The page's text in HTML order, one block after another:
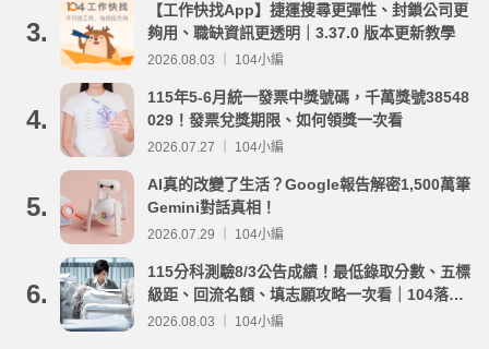
3.
【工作快找App】捷運搜尋更彈性、封鎖公司更
夠用、職缺資訊更透明｜3.37.0 版本更新教學
2026.08.03 ｜ 104小編
4.
115年5-6月統一發票中獎號碼，千萬獎號38548
029！發票兌獎期限、如何領獎一次看
2026.07.27 ｜ 104小編
5.
AI真的改變了生活？Google報告解密1,500萬筆
Gemini對話真相！
2026.07.29 ｜ 104小編
6.
115分科測驗8/3公告成績！最低錄取分數、五標
級距、回流名額、填志願攻略一次看｜104落點
分析
2026.08.03 ｜ 104小編